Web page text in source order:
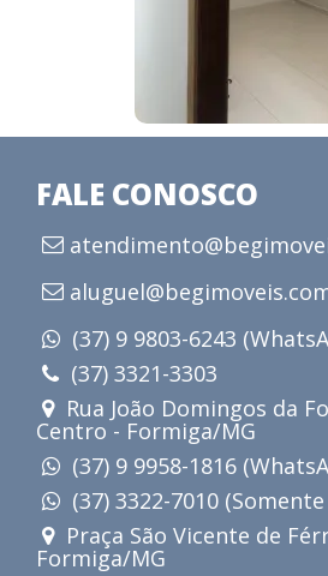
FALE CONOSCO
(37) 9 9803-6243
(37) 3321-3303
Rua João Domingos da
Centro - Formiga/MG
(37) 9 9958-1816
(37) 3322-7010
Praça São Vicente de
Formiga/MG